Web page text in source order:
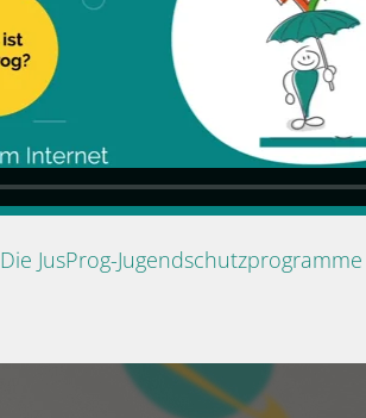
Die JusProg-